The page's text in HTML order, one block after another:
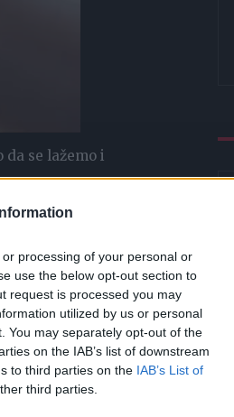
processing of your personal or
use the below opt-out section to
request is processed you may
utilized by us or personal
You may separately opt-out of the
on the IAB’s list of downstream
to third parties on the IAB’s List of
third parties.
se lažemo i
sumnjivih tableta i
u knjizi “Jabukvo
lažemo i promijenimo
ishranom i